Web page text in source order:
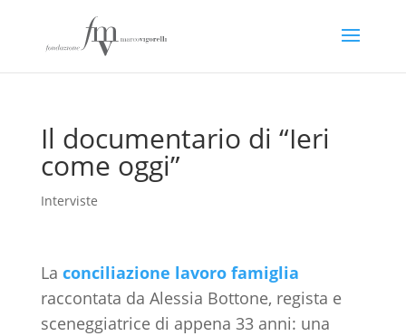
Il documentario di “Ieri
come oggi”
Interviste
La conciliazione lavoro famiglia
raccontata da Alessia Bottone, regista e
sceneggiatrice di appena 33 anni: una